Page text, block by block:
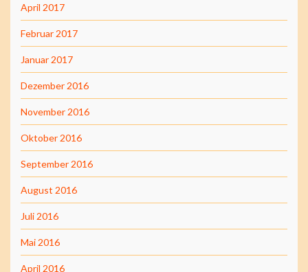
April 2017
Februar 2017
Januar 2017
Dezember 2016
November 2016
Oktober 2016
September 2016
August 2016
Juli 2016
Mai 2016
April 2016